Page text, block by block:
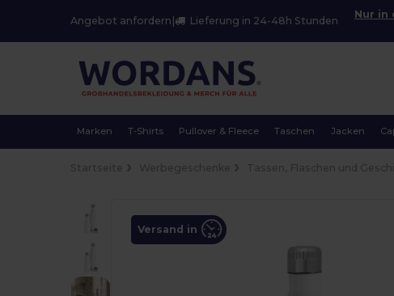
Angebot anfordern Lieferung in 24-48h Stunden
Nur in
Marken T-Shirts Pullover & Fleece Taschen Jacken
Versand in